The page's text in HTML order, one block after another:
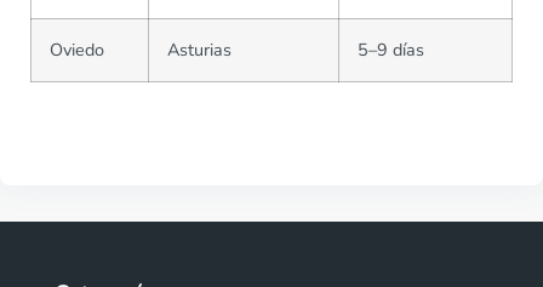
Oviedo Asturias 5–9 días